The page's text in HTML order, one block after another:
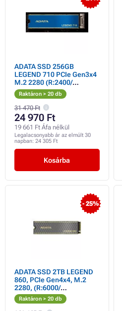
ADATA SSD 256GB
LEGEND 710 PCIe Gen3x4
M.2 2280 (R:2400/
W:1800MB/s)
Raktáron > 20 db
31 470 Ft
24 970 Ft
19 661 Ft Áfa nélkül
Legalacsonyabb ár az elmúlt 30
napban: 24 305 Ft
Kosárba
- 25%
ADATA SSD 2TB LEGEND
860, PCIe Gen4x4, M.2
2280, (R:6000/
W:5000MB/s)
Raktáron > 20 db